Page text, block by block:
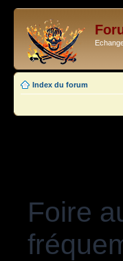
Index du forum
Foire